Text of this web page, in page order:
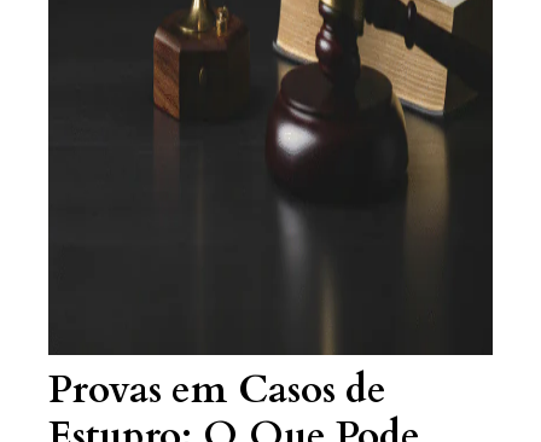
Provas em Casos de